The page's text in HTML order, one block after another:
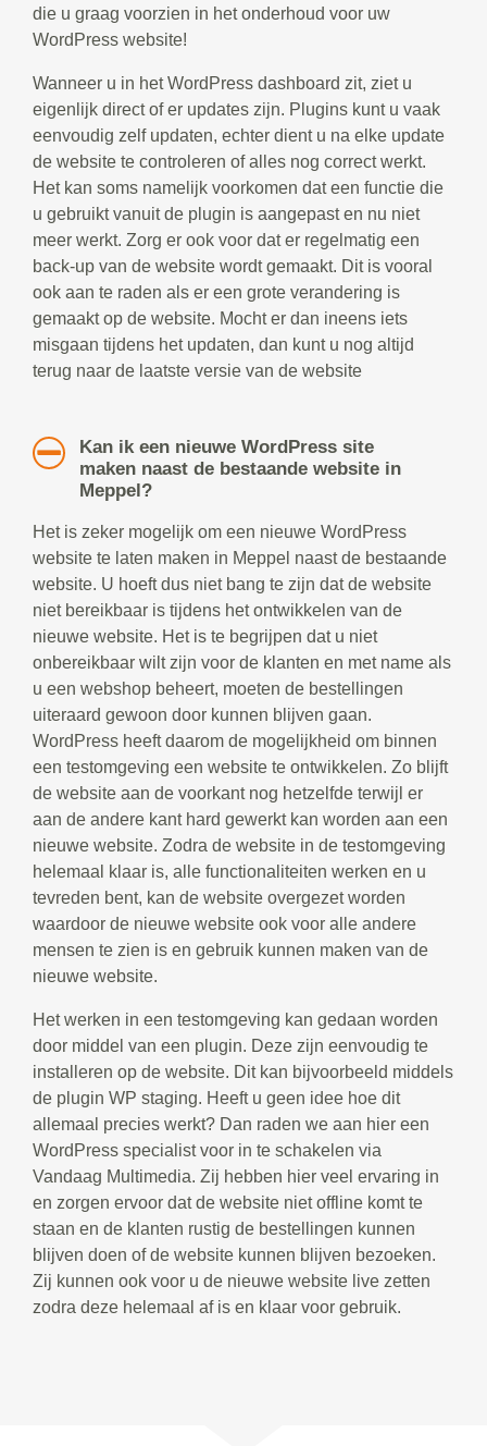
die u graag voorzien in het onderhoud voor uw
WordPress website!
Wanneer u in het WordPress dashboard zit, ziet u
eigenlijk direct of er updates zijn. Plugins kunt u vaak
eenvoudig zelf updaten, echter dient u na elke update
de website te controleren of alles nog correct werkt.
Het kan soms namelijk voorkomen dat een functie die
u gebruikt vanuit de plugin is aangepast en nu niet
meer werkt. Zorg er ook voor dat er regelmatig een
back-up van de website wordt gemaakt. Dit is vooral
ook aan te raden als er een grote verandering is
gemaakt op de website. Mocht er dan ineens iets
misgaan tijdens het updaten, dan kunt u nog altijd
terug naar de laatste versie van de website
Kan ik een nieuwe WordPress site
maken naast de bestaande website in
Meppel?
Het is zeker mogelijk om een nieuwe WordPress
website te laten maken in Meppel naast de bestaande
website. U hoeft dus niet bang te zijn dat de website
niet bereikbaar is tijdens het ontwikkelen van de
nieuwe website. Het is te begrijpen dat u niet
onbereikbaar wilt zijn voor de klanten en met name als
u een webshop beheert, moeten de bestellingen
uiteraard gewoon door kunnen blijven gaan.
WordPress heeft daarom de mogelijkheid om binnen
een testomgeving een website te ontwikkelen. Zo blijft
de website aan de voorkant nog hetzelfde terwijl er
aan de andere kant hard gewerkt kan worden aan een
nieuwe website. Zodra de website in de testomgeving
helemaal klaar is, alle functionaliteiten werken en u
tevreden bent, kan de website overgezet worden
waardoor de nieuwe website ook voor alle andere
mensen te zien is en gebruik kunnen maken van de
nieuwe website.
Het werken in een testomgeving kan gedaan worden
door middel van een plugin. Deze zijn eenvoudig te
installeren op de website. Dit kan bijvoorbeeld middels
de plugin WP staging. Heeft u geen idee hoe dit
allemaal precies werkt? Dan raden we aan hier een
WordPress specialist voor in te schakelen via
Vandaag Multimedia. Zij hebben hier veel ervaring in
en zorgen ervoor dat de website niet offline komt te
staan en de klanten rustig de bestellingen kunnen
blijven doen of de website kunnen blijven bezoeken.
Zij kunnen ook voor u de nieuwe website live zetten
zodra deze helemaal af is en klaar voor gebruik.